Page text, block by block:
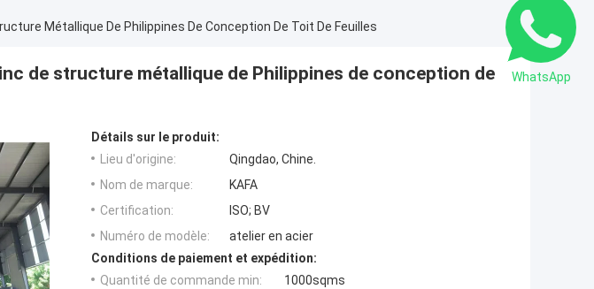
Métallique De Philippines De Conception De Toit De Feuilles
de structure métallique de Philippines de conception de
Détails sur le produit:
Lieu d'origine:
Qingdao, Chine.
Nom de marque:
KAFA
Certification:
ISO; BV
Numéro de modèle:
atelier en acier
Conditions de paiement et expédition:
Quantité de commande min:
1000sqms
WhatsApp